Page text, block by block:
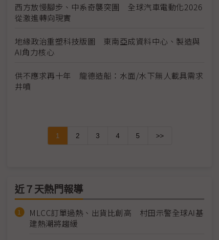
西方放慢腳步、中系奇襲突圍 全球汽車電動化2026
從激進轉向現實
地緣政治重塑科技版圖 東南亞成資料中心、製造與
AI角力核心
供不應求再十年 龍德造船：水面/水下無人載具需求
井噴
1 2 3 4 5 >>
近７天熱門報導
MLCC訂單過熱、出貨比創高 村田示警全球AI基
建熱潮將趨緩